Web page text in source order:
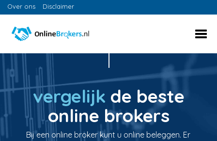
Over ons Disclaimer
vergelijk de beste
online brokers
Bij een online broker kunt u online beleggen. Er